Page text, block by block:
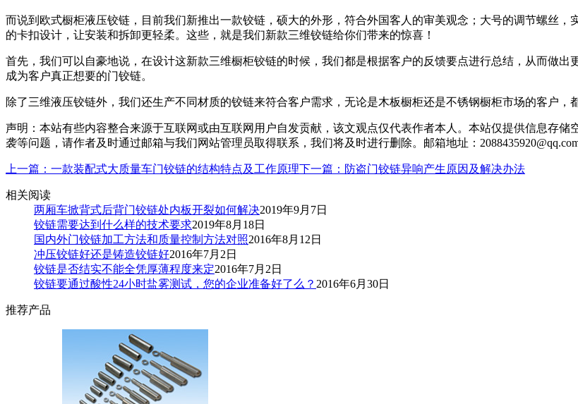
而说到欧式橱柜液压铰链，目前我们新推出一款铰链，硕大的外形，符合外国客人的审美观念；大号的调节螺丝
的卡扣设计，让安装和拆卸更轻柔。这些，就是我们新款三维铰链给你们带来的惊喜！
首先，我们可以自豪地说，在设计这新款三维橱柜铰链的时候，我们都是根据客户的反馈要点进行总结，从而做
成为客户真正想要的门铰链。
除了三维液压铰链外，我们还生产不同材质的铰链来符合客户需求，无论是木板橱柜还是不锈钢橱柜市场的客户，
声明：本站有些内容整合来源于互联网或由互联网用户自发贡献，该文观点仅代表作者本人。本站仅提供信息存
袭等问题，请作者及时通过邮箱与我们网站管理员取得联系，我们将及时进行删除。邮箱地址：
上一篇：一款装配式大质量车门铰链的结构特点及工作原理下一篇：防盗门铰链异响产生原因及解决办法
相关阅读
两厢车掀背式后背门铰链处内板开裂如何解决2019年9月7日
铰链需要达到什么样的技术要求2019年8月18日
国内外门铰链加工方法和质量控制方法对照2016年8月12日
冲压铰链好还是铸造铰链好2016年7月2日
铰链是否结实不能全凭厚薄程度来定2016年7月2日
铰链要通过酸性24小时盐雾测试，您的企业准备好了么？ 2016年6月30日
推荐产品